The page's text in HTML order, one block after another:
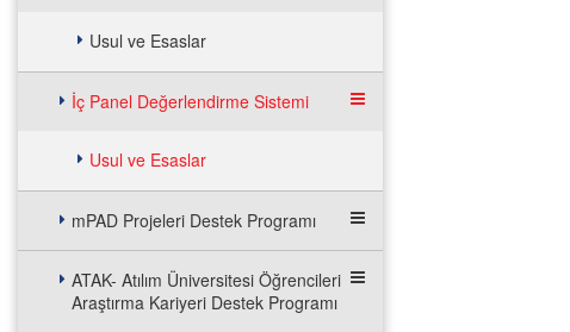
Usul ve Esaslar
İç Panel Değerlendirme Sistemi
Usul ve Esaslar
mPAD Projeleri Destek Programı
ATAK- Atılım Üniversitesi Öğrencileri
Araştırma Kariyeri Destek Programı